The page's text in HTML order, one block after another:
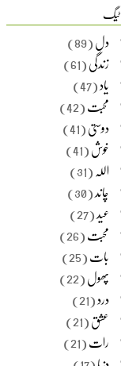
ٹیگ
دل(89)
زندگی(61)
یاد(47)
محبت(42)
دوستی(41)
خوش(41)
اللہ(31)
چاند(30)
عید(27)
محبت(26)
بات(25)
پھول(22)
درد(21)
عشق(21)
رات(21)